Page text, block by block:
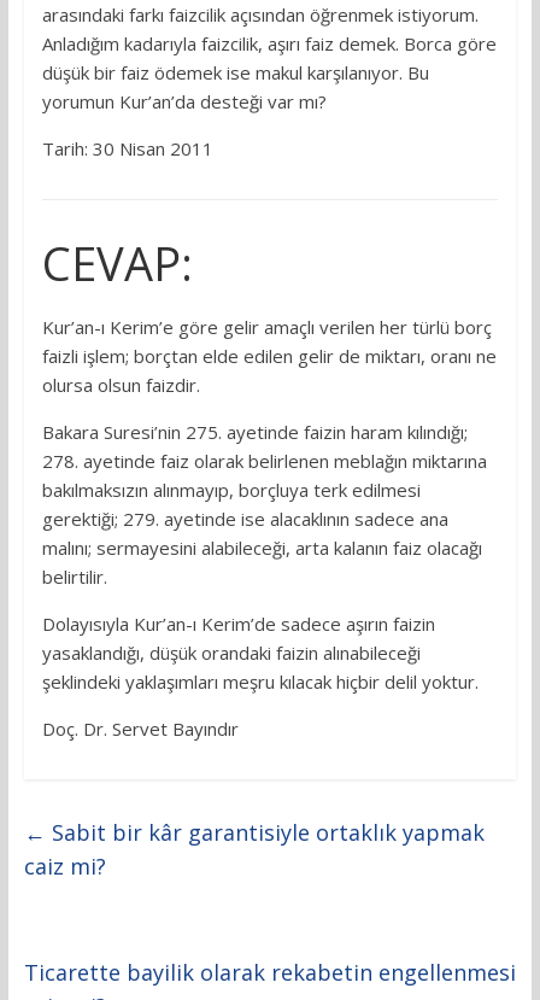
arasındaki farkı faizcilik açısından öğrenmek istiyorum.
Anladığım kadarıyla faizcilik, aşırı faiz demek. Borca göre
düşük bir faiz ödemek ise makul karşılanıyor. Bu
yorumun Kur’an’da desteği var mı?
Tarih: 30 Nisan 2011
CEVAP:
Kur’an-ı Kerim’e göre gelir amaçlı verilen her türlü borç
faizli işlem; borçtan elde edilen gelir de miktarı, oranı ne
olursa olsun faizdir.
Bakara Suresi’nin 275. ayetinde faizin haram kılındığı;
278. ayetinde faiz olarak belirlenen meblağın miktarına
bakılmaksızın alınmayıp, borçluya terk edilmesi
gerektiği; 279. ayetinde ise alacaklının sadece ana
malını; sermayesini alabileceği, arta kalanın faiz olacağı
belirtilir.
Dolayısıyla Kur’an-ı Kerim’de sadece aşırın faizin
yasaklandığı, düşük orandaki faizin alınabileceği
şeklindeki yaklaşımları meşru kılacak hiçbir delil yoktur.
Doç. Dr. Servet Bayındır
← Sabit bir kâr garantisiyle ortaklık yapmak
caiz mi?
Ticarette bayilik olarak rekabetin engellenmesi